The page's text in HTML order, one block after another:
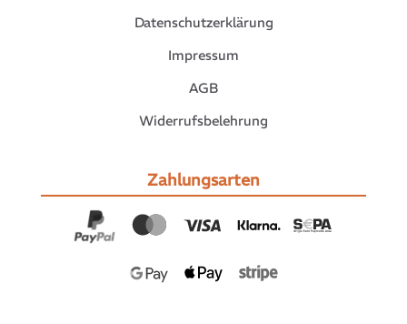
Datenschutzerklärung
Impressum
AGB
Widerrufsbelehrung
Zahlungsarten